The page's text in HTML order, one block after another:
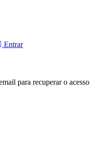
Entrar
para recuperar o acesso